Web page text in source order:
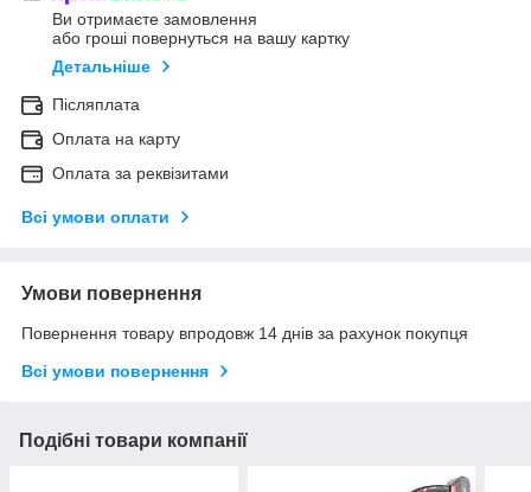
Ви отримаєте замовлення
або гроші повернуться на вашу картку
Детальніше
Післяплата
Оплата на карту
Оплата за реквізитами
Всі умови оплати
Умови повернення
Повернення товару впродовж 14 днів за рахунок покупця
Всі умови повернення
Подібні товари компанії